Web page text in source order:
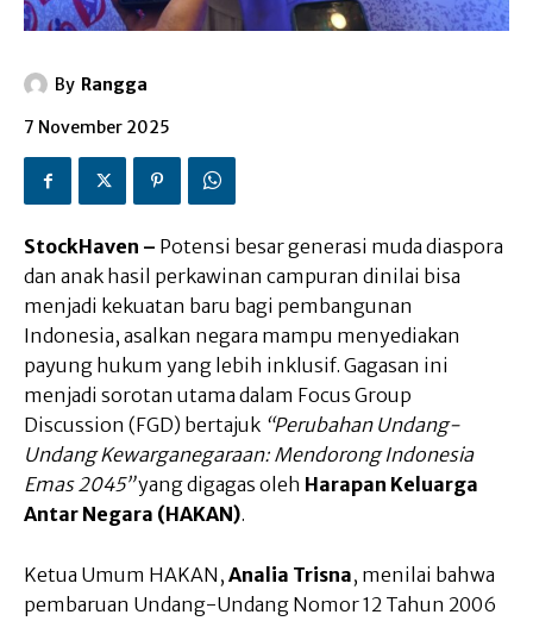
By Rangga
7 November 2025
StockHaven – Potensi besar generasi muda diaspora
dan anak hasil perkawinan campuran dinilai bisa
menjadi kekuatan baru bagi pembangunan
Indonesia, asalkan negara mampu menyediakan
payung hukum yang lebih inklusif. Gagasan ini
menjadi sorotan utama dalam Focus Group
Discussion (FGD) bertajuk “Perubahan Undang-
Undang Kewarganegaraan: Mendorong Indonesia
Emas 2045”yang digagas oleh Harapan Keluarga
Antar Negara (HAKAN).
Ketua Umum HAKAN, Analia Trisna, menilai bahwa
pembaruan Undang-Undang Nomor 12 Tahun 2006